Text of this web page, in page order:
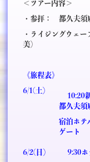
＜ツアー内容＞
・参拝： 都久夫須
・ライジングウェ
美）
《旅程表》
6/1(土）
10:20
都久夫
宿泊ホテ
ゲート
6/2(日） 9:30ホ